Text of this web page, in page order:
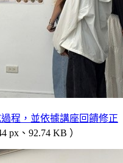
程，並依據講座回饋修正
px、92.74 KB ）